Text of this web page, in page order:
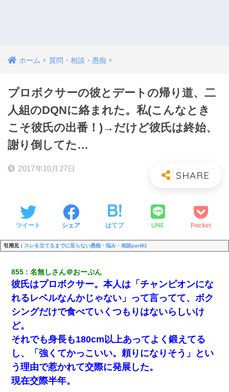
ホーム 質問・相談・愚痴
プロボクサーの彼とデートの帰り道、二
人組のDQNに絡まれた。私(こんなとき
こそ彼氏の出番！)→だけど彼氏は終始、
謝り倒してた…
2017年10月27日
ツイート シェア はてブ LINE Pocket
引用元： スレを立てるまでに至らない愚痴・悩み・相談part82
855 名無しさん＠おーぷん
彼氏はプロボクサー。本人は「チャンピオンにな
れるレベルなんかじゃない」って言ってて、ボク
シングだけで食べていくつもりはないらしいけ
ど。
それでも身長も180cm以上あってよく鍛えてる
し、「強くてかっこいい。頼りになりそう」とい
う理由で惹かれて交際に発展した。
現在交際半年。